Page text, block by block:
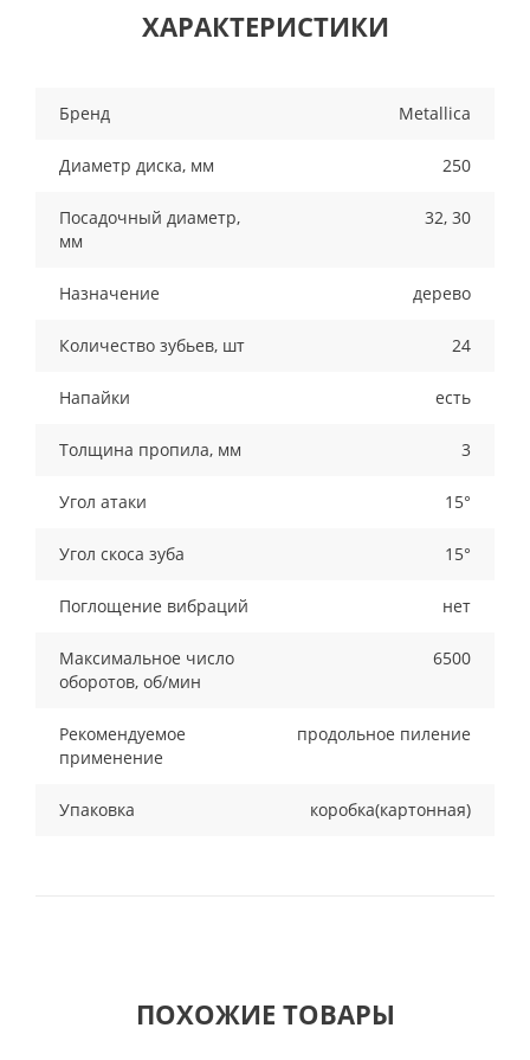
ХАРАКТЕРИСТИКИ
Бренд Metallica
Диаметр диска, мм 250
Посадочный диаметр,
мм
32, 30
Назначение дерево
Количество зубьев, шт 24
Напайки есть
Толщина пропила, мм 3
Угол атаки 15°
Угол скоса зуба 15°
Поглощение вибраций нет
Максимальное число
оборотов, об/мин
6500
Рекомендуемое
применение
продольное пиление
Упаковка коробка(картонная)
ПОХОЖИЕ ТОВАРЫ